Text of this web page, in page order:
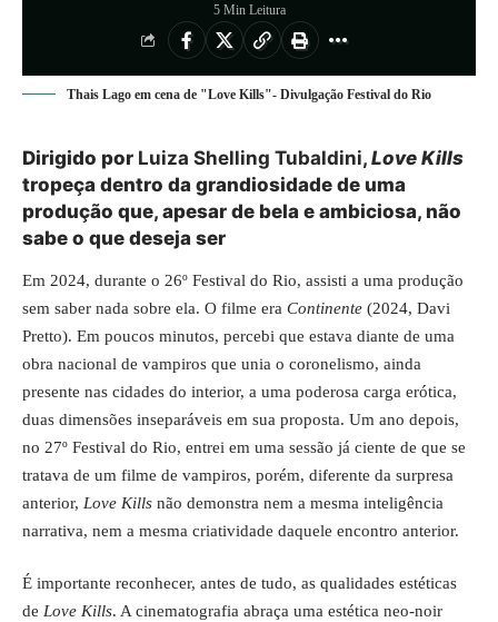
5 Min Leitura
Thais Lago em cena de "Love Kills"- Divulgação Festival do Rio
Dirigido por Luiza Shelling Tubaldini, Love Kills
tropeça dentro da grandiosidade de uma
produção que, apesar de bela e ambiciosa, não
sabe o que deseja ser
Em 2024, durante o 26º Festival do Rio, assisti a uma produção
sem saber nada sobre ela. O filme era Continente (2024, Davi
Pretto). Em poucos minutos, percebi que estava diante de uma
obra nacional de vampiros que unia o coronelismo, ainda
presente nas cidades do interior, a uma poderosa carga erótica,
duas dimensões inseparáveis em sua proposta. Um ano depois,
no 27º Festival do Rio, entrei em uma sessão já ciente de que se
tratava de um filme de vampiros, porém, diferente da surpresa
anterior, Love Kills não demonstra nem a mesma inteligência
narrativa, nem a mesma criatividade daquele encontro anterior.
É importante reconhecer, antes de tudo, as qualidades estéticas
de Love Kills. A cinematografia abraça uma estética neo-noir